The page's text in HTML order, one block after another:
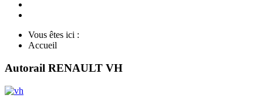
Vous êtes ici :
Accueil
Autorail RENAULT VH